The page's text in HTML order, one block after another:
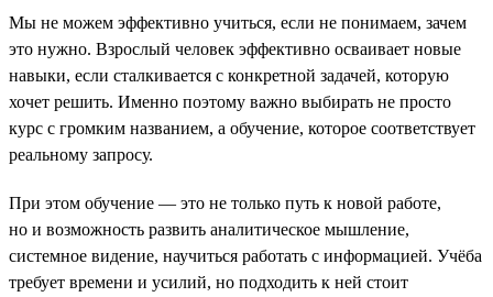
Мы не можем эффективно учиться, если не понимаем, зачем
это нужно. Взрослый человек эффективно осваивает новые
навыки, если сталкивается с конкретной задачей, которую
хочет решить. Именно поэтому важно выбирать не просто
курс с громким названием, а обучение, которое соответствует
реальному запросу.
При этом обучение — это не только путь к новой работе,
но и возможность развить аналитическое мышление,
системное видение, научиться работать с информацией. Учёба
требует времени и усилий, но подходить к ней стоит